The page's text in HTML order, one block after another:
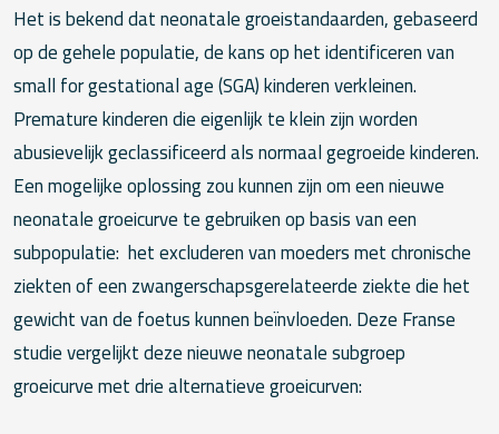
Het is bekend dat neonatale groeistandaarden, gebaseerd
op de gehele populatie, de kans op het identificeren van
small for gestational age (SGA) kinderen verkleinen.
Premature kinderen die eigenlijk te klein zijn worden
abusievelijk geclassificeerd als normaal gegroeide kinderen.
Een mogelijke oplossing zou kunnen zijn om een nieuwe
neonatale groeicurve te gebruiken op basis van een
subpopulatie: het excluderen van moeders met chronische
ziekten of een zwangerschapsgerelateerde ziekte die het
gewicht van de foetus kunnen beïnvloeden. Deze Franse
studie vergelijkt deze nieuwe neonatale subgroep
groeicurve met drie alternatieve groeicurven: